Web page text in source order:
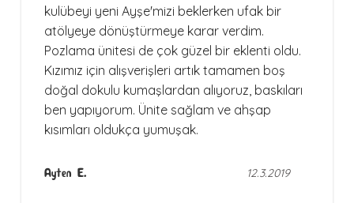
kulübeyi yeni Ayşe'mizi beklerken ufak bir
atölyeye dönüştürmeye karar verdim.
Pozlama ünitesi de çok güzel bir eklenti oldu.
Kızımız için alışverişleri artık tamamen boş
doğal dokulu kumaşlardan alıyoruz, baskıları
ben yapıyorum. Ünite sağlam ve ahşap
kısımları oldukça yumuşak.
Ayten E. 12.3.2019